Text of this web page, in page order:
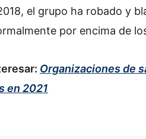
el grupo ha robado y
por encima de
Organizaciones de
en 2021